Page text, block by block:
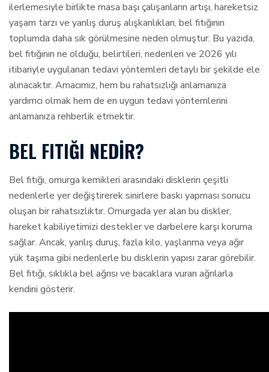
ilerlemesiyle birlikte masa başı çalışanların artışı, hareketsiz
yaşam tarzı ve yanlış duruş alışkanlıkları, bel fıtığının
toplumda daha sık görülmesine neden olmuştur. Bu yazıda,
bel fıtığının ne olduğu, belirtileri, nedenleri ve 2026 yılı
itibariyle uygulanan tedavi yöntemleri detaylı bir şekilde ele
alınacaktır. Amacımız, hem bu rahatsızlığı anlamanıza
yardımcı olmak hem de en uygun tedavi yöntemlerini
anlamanıza rehberlik etmektir.
BEL FITIĞI NEDIR?
Bel fıtığı, omurga kemikleri arasındaki disklerin çeşitli
nedenlerle yer değiştirerek sinirlere baskı yapması sonucu
oluşan bir rahatsızlıktır. Omurgada yer alan bu diskler,
hareket kabiliyetimizi destekler ve darbelere karşı koruma
sağlar. Ancak, yanlış duruş, fazla kilo, yaşlanma veya ağır
yük taşıma gibi nedenlerle bu disklerin yapısı zarar görebilir.
Bel fıtığı, sıklıkla bel ağrısı ve bacaklara vuran ağrılarla
kendini gösterir.